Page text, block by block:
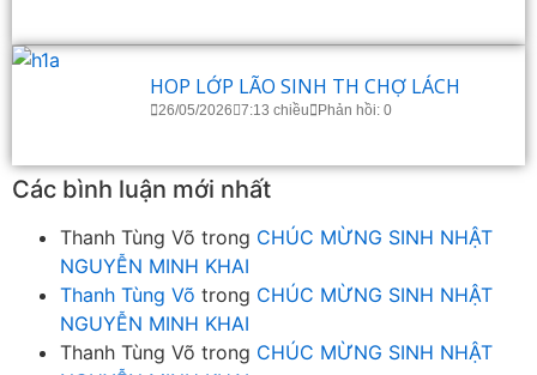
HOP LỚP LÃO SINH TH CHỢ LÁCH
26/05/2026 7:13 chiều Phản hồi: 0
Các bình luận mới nhất
Thanh Tùng Võ trong CHÚC MỪNG SINH NHẬT
NGUYỄN MINH KHAI
Thanh Tùng Võ trong CHÚC MỪNG SINH NHẬT
NGUYỄN MINH KHAI
Thanh Tùng Võ trong CHÚC MỪNG SINH NHẬT